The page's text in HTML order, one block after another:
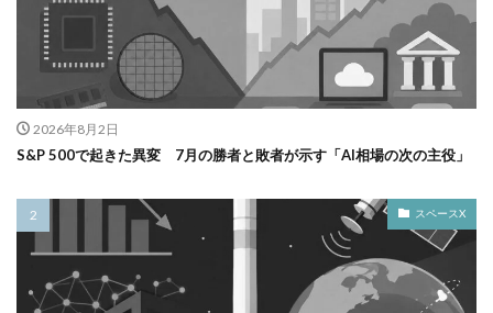
2026年8月2日
S&P 500で起きた異変 7月の勝者と敗者が示す「AI相場の次の主役」
スペースX